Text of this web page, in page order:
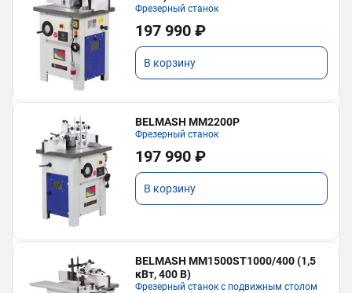
Фрезерный станок
197 990 ₽
В корзину
BELMASH MM2200P
Фрезерный станок
197 990 ₽
В корзину
BELMASH MM1500ST1000/400 (1,5
кВт, 400 В)
Фрезерный станок с подвижным столом